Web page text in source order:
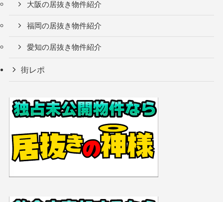
大阪の居抜き物件紹介
福岡の居抜き物件紹介
愛知の居抜き物件紹介
街レポ